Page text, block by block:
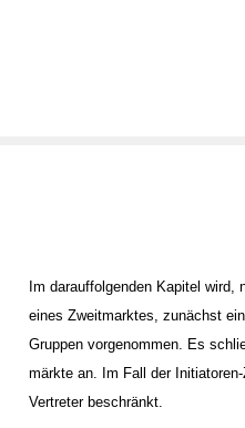
Im darauffolgenden Kapitel wird,
eines Zweitmarktes, zunächst
Gruppen vorgenommen. Es
märkte an. Im Fall der
Vertreter beschränkt.